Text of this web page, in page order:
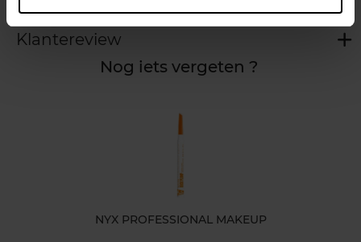
Klantereview
Nog iets vergeten ?
NYX PROFESSIONAL MAKEUP